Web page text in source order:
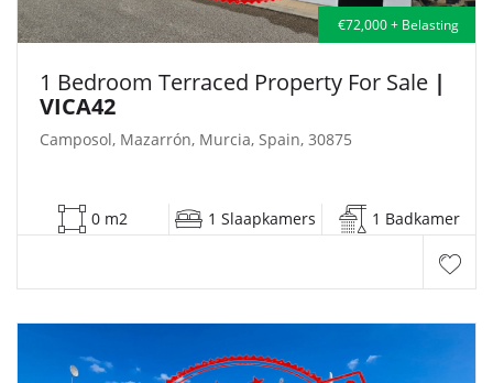
€72,000 + Belasting
1 Bedroom Terraced Property For Sale |
VICA42
Camposol, Mazarrón, Murcia, Spain, 30875
0 m2 1 Slaapkamers 1 Badkamer